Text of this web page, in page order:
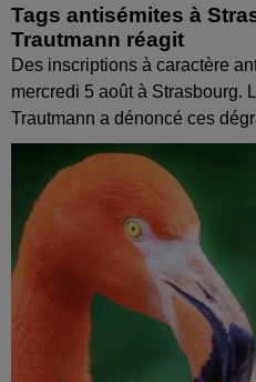
Tags antisémites à
Trautmann réagit
Des inscriptions à caractère
mercredi 5 août à Strasbourg.
Trautmann a dénoncé ces